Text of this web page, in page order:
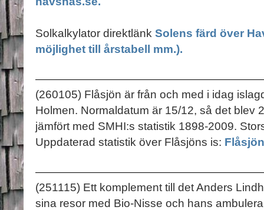
Solkalkylator direktlänk Solens färd över
möjlighet till årstabell mm.).
(260105) Flåsjön är från och med i idag
Holmen. Normaldatum är 15/12, så det blev
jämfört med SMHI:s statistik 1898-2009.
Uppdaterad statistik över Flåsjöns is:
(251115) Ett komplement till det Anders
sina resor med Bio-Nisse och hans